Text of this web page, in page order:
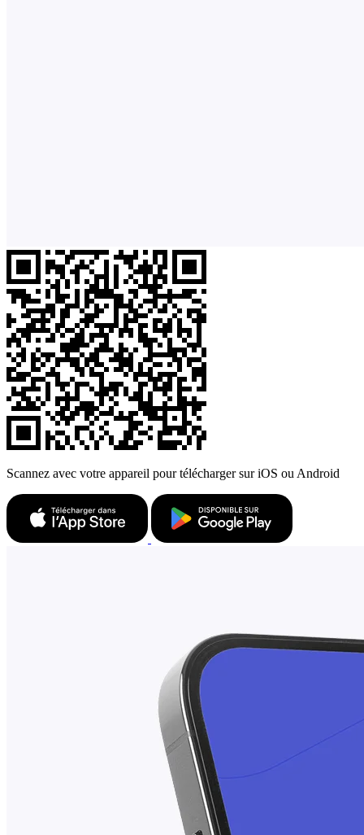
Scannez avec votre appareil pour télécharger sur iOS ou Android